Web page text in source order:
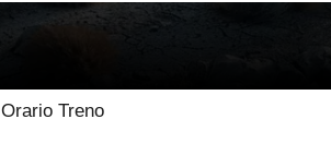
Orario Treno